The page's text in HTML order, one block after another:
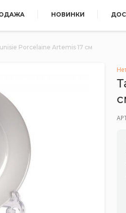
НОВИНКИ
Porcelaine Artemis 17 см